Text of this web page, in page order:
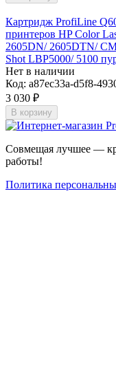
Картридж ProfiLine
принтеров HP Color
2605DN/ 2605DTN/
Shot LBP5000/ 5100
Нет в наличии
Код: a87ec33a-d5f8-
3 030 ₽
В корзину
Совмещая лучшее —
работы!
Политика